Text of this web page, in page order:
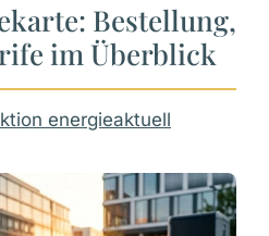
Bestellung,
im Überblick
energieaktuell